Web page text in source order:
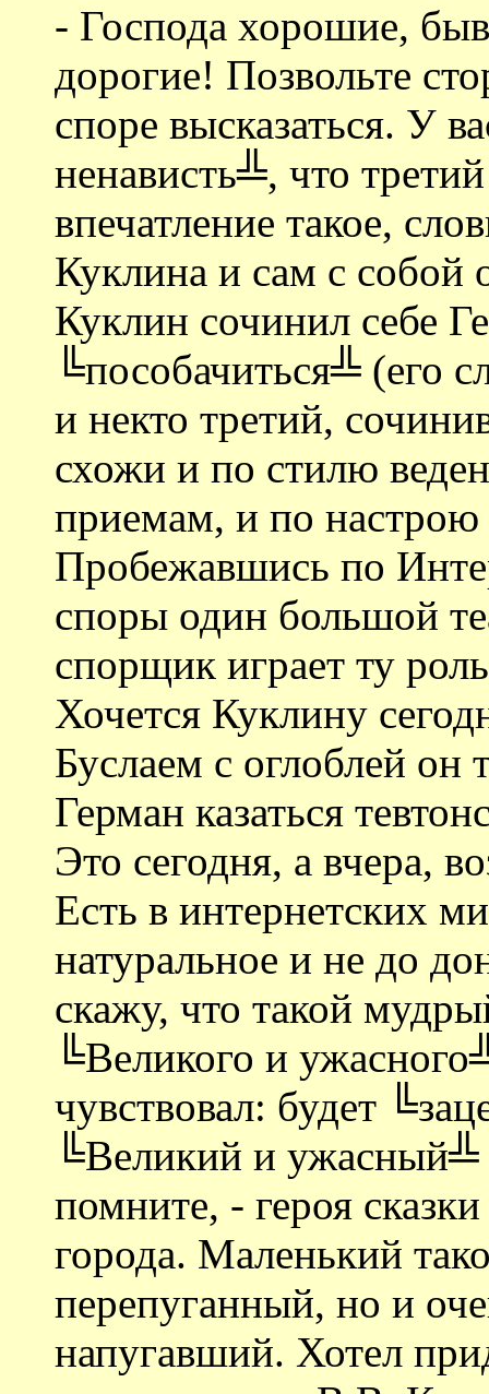
- Господа хорошие,
дорогие! Позвольте
споре высказаться. У
ненависть╩, что
впечатление такое,
Куклина и сам с собой
Куклин сочинил себе
╚пособачиться╩ (его
и некто третий,
схожи и по стилю
приемам, и по настрою
Пробежавшись по
споры один большой
спорщик играет ту
Хочется Куклину
Буслаем с оглоблей он
Герман казаться
Это сегодня, а вчера,
Есть в интернетских
натуральное и не до
скажу, что такой
╚Великого и
чувствовал: будет
╚Великий и
помните, - героя
города. Маленький
перепуганный, но и
напугавший. Хотел